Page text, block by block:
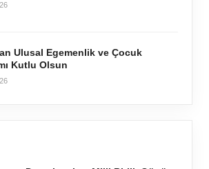
Ulusal Egemenlik ve Çocuk
Kutlu Olsun